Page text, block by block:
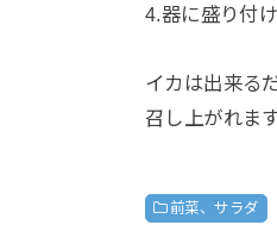
4.器に盛り付け
イカは出来る
召し上がれます
前菜、サラダ